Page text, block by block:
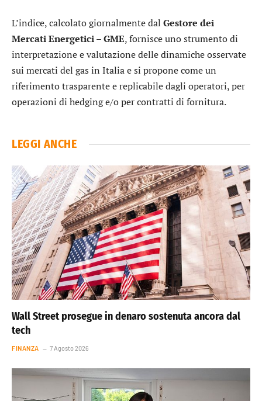
L’indice, calcolato giornalmente dal Gestore dei
Mercati Energetici – GME, fornisce uno strumento di
interpretazione e valutazione delle dinamiche osservate
sui mercati del gas in Italia e si propone come un
riferimento trasparente e replicabile dagli operatori, per
operazioni di hedging e/o per contratti di fornitura.
LEGGI ANCHE
Wall Street prosegue in denaro sostenuta ancora dal
tech
FINANZA 7 Agosto 2026